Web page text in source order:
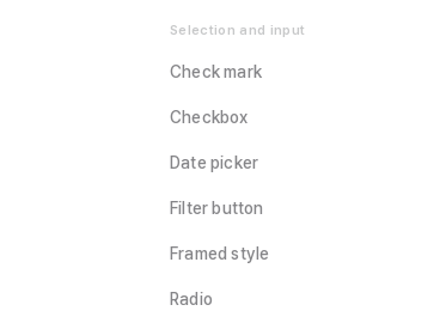
Selection and input
Check mark
Checkbox
Date picker
Filter button
Framed style
Radio